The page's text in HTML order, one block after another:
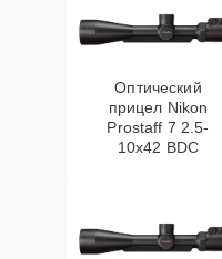
Оптический
прицел Nikon
Prostaff 7 2.5-
10x42 BDC